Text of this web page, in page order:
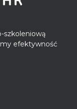
szkoleniową
efektywność